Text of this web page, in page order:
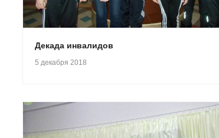
Декада инвалидов
5 декабря 2018